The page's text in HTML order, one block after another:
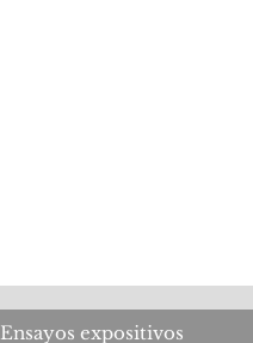
Ensayos expositivos